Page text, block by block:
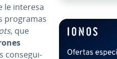
le interesa
programas
, que
co­n­se­gui­